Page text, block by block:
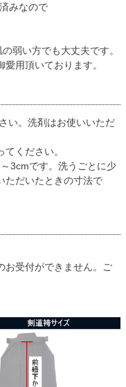
みなので
弱い方でも大丈夫です。
用頂いております。
い。洗剤はお使いいただ
ください。
3cmです。洗うごとに少
ただいたときの寸法で
受付ができません。ご